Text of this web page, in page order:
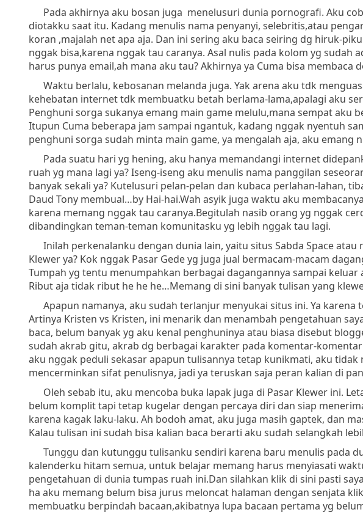
Pada akhirnya aku bosan juga menelusuri dunia pornografi. Aku
diotakku saat itu. Kadang menulis nama penyanyi, selebritis,atau
koran ,majalah net apa aja. Dan ini sering aku baca seiring dg hiruk-
nggak bisa,karena nggak tau caranya. Asal nulis pada kolom yg sudah
harus punya email,ah mana aku tau? Akhirnya ya Cuma bisa membaca
Waktu berlalu, kebosanan melanda juga. Yak arena aku tdk
kehebatan internet tdk membuatku betah berlama-lama,apalagi aku
Penghuni sorga sukanya emang main game melulu,mana sempat aku
Itupun Cuma beberapa jam sampai ngantuk, kadang nggak nyentuh
penghuni sorga sudah minta main game, ya mengalah aja, aku emang
Pada suatu hari yg hening, aku hanya memandangi internet
ruah yg mana lagi ya? Iseng-iseng aku menulis nama panggilan
banyak sekali ya? Kutelusuri pelan-pelan dan kubaca perlahan-lahan,
Daud Tony membual…by Hai-hai.Wah asyik juga waktu aku
karena memang nggak tau caranya.Begitulah nasib orang yg nggak
dibandingkan teman-teman komunitasku yg lebih nggak tau lagi.
Inilah perkenalanku dengan dunia lain, yaitu situs Sabda Space atau
Klewer ya? Kok nggak Pasar Gede yg juga jual bermacam-macam
Tumpah yg tentu menumpahkan berbagai dagangannya sampai
Ribut aja tidak ribut he he he…Memang di sini banyak tulisan yang
Apapun namanya, aku sudah terlanjur menyukai situs ini. Ya karena
Artinya Kristen vs Kristen, ini menarik dan menambah pengetahuan
baca, belum banyak yg aku kenal penghuninya atau biasa disebut
sudah akrab gitu, akrab dg berbagai karakter pada komentar-
aku nggak peduli sekasar apapun tulisannya tetap kunikmati, aku
mencerminkan sifat penulisnya, jadi ya teruskan saja peran kalian di
Oleh sebab itu, aku mencoba buka lapak juga di Pasar Klewer ini.
belum komplit tapi tetap kugelar dengan percaya diri dan siap
karena kagak laku-laku. Ah bodoh amat, aku juga masih gaptek, dan
Kalau tulisan ini sudah bisa kalian baca berarti aku sudah selangkah
Tunggu dan kutunggu tulisanku sendiri karena baru menulis pada
kalenderku hitam semua, untuk belajar memang harus menyiasati
pengetahuan di dunia tumpas ruah ini.Dan silahkan klik di sini pasti
ha aku memang belum bisa jurus meloncat halaman dengan senjata
membuatku berpindah bacaan,akibatnya lupa bacaan pertama yg